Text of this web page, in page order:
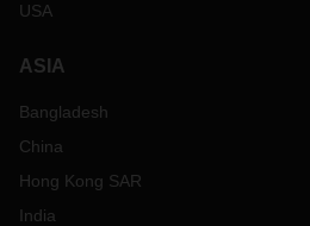
USA
ASIA
Bangladesh
China
Hong Kong SAR
India